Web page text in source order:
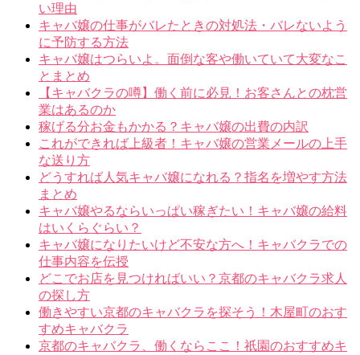
い理由
キャバ嬢の仕事がバレたときの対処法・バレないよう
に予防する方法
キャバ嬢はつらいよ。面倒な客や働いていて大変なこ
とまとめ
【キャバクラの噂】働く前に必見！お客さんとの枕営
業はあるのか
稼げる分お金もかかる？キャバ嬢の出費の内訳
これができれば上級者！キャバ嬢の営業メールの上手
な送り方
どうすれば人気キャバ嬢になれる？指名を増やす方法
まとめ
キャバ嬢やるならいっぱい稼ぎたい！キャバ嬢の給料
はいくらぐらい？
キャバ嬢になりたいけど不安な方へ！キャバクラでの
仕事内容を伝授
どこでお店を見つければいい？京都のキャバクラ求人
の探し方
働きやすい京都のキャバクラを探そう！木屋町のおす
すめキャバクラ
京都のキャバクラ、働くならここ！祇園のおすすめキ